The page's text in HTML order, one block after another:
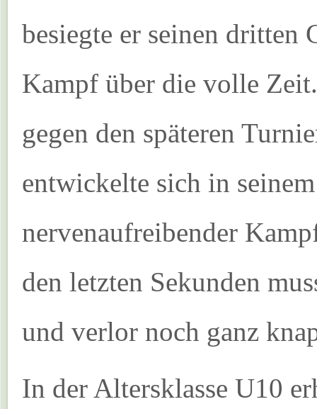
besiegte er seinen dritten
Kampf über die volle
gegen den späteren
entwickelte sich in
nervenaufreibender
den letzten Sekunden
und verlor noch ganz
In der Altersklasse U10